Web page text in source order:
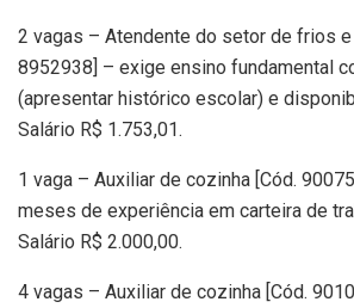
2 vagas – Atendente do setor de frios
8952938] – exige ensino fundamental
(apresentar histórico escolar) e
Salário R$ 1.753,01.
1 vaga – Auxiliar de cozinha [Cód.
meses de experiência em carteira de
Salário R$ 2.000,00.
4 vagas – Auxiliar de cozinha [Cód.